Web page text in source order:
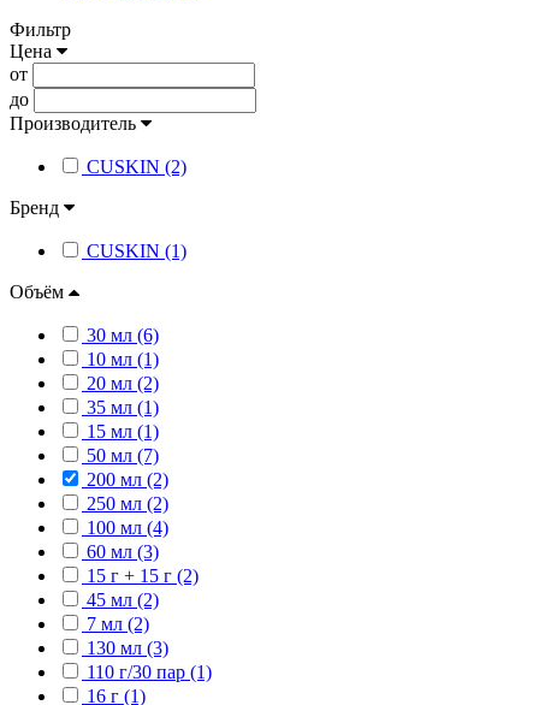
Фильтр
Цена
от
до
Производитель
CUSKIN (2)
Бренд
CUSKIN (1)
Объём
30 мл (6)
10 мл (1)
20 мл (2)
35 мл (1)
15 мл (1)
50 мл (7)
200 мл (2)
250 мл (2)
100 мл (4)
60 мл (3)
15 г + 15 г (2)
45 мл (2)
7 мл (2)
130 мл (3)
110 г/30 пар (1)
16 г (1)